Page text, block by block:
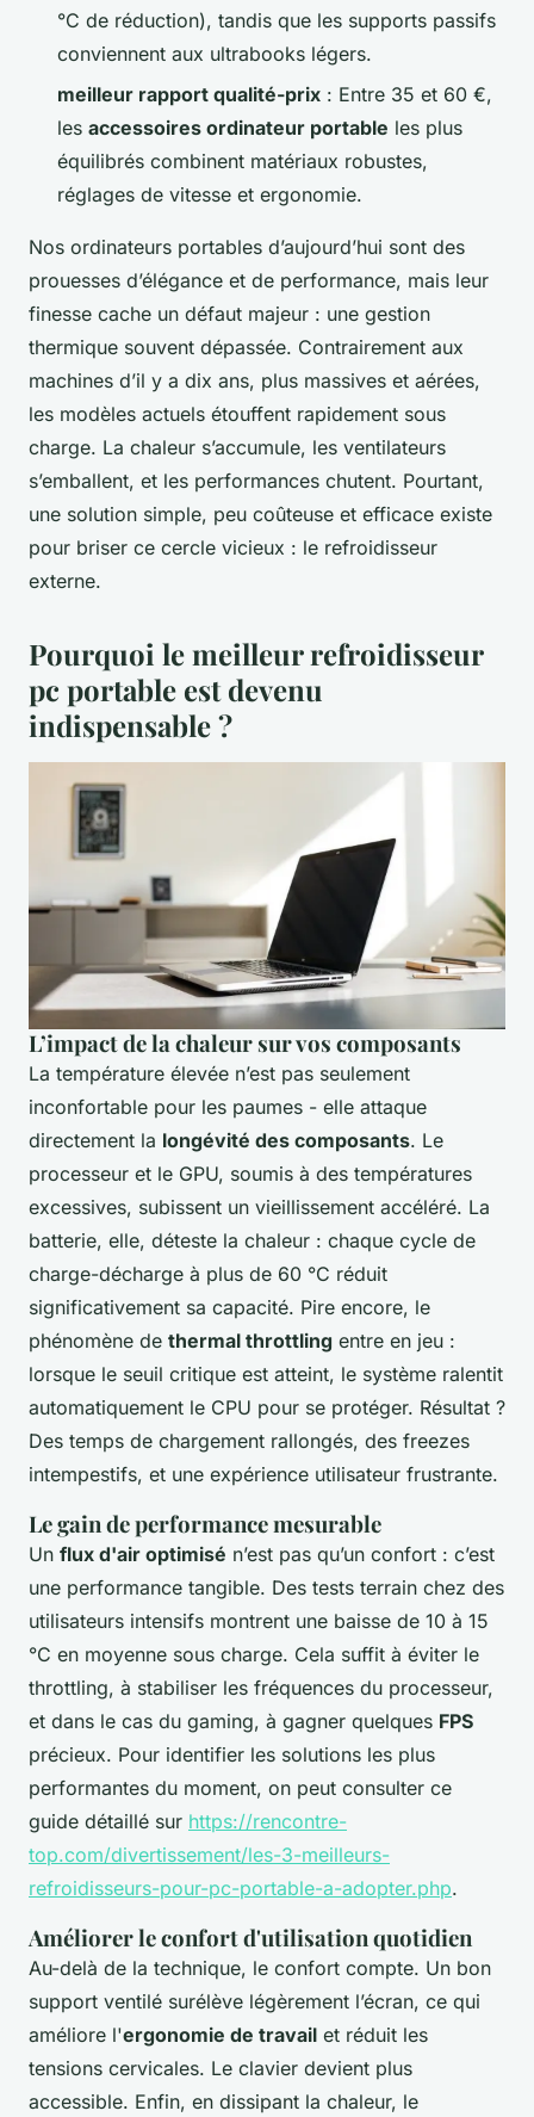
°C de réduction), tandis que les supports passifs
conviennent aux ultrabooks légers.
meilleur rapport qualité-prix : Entre 35 et 60 €,
les accessoires ordinateur portable les plus
équilibrés combinent matériaux robustes,
réglages de vitesse et ergonomie.
Nos ordinateurs portables d’aujourd’hui sont des
prouesses d’élégance et de performance, mais leur
finesse cache un défaut majeur : une gestion
thermique souvent dépassée. Contrairement aux
machines d’il y a dix ans, plus massives et aérées,
les modèles actuels étouffent rapidement sous
charge. La chaleur s’accumule, les ventilateurs
s’emballent, et les performances chutent. Pourtant,
une solution simple, peu coûteuse et efficace existe
pour briser ce cercle vicieux : le refroidisseur
externe.
Pourquoi le meilleur refroidisseur
pc portable est devenu
indispensable ?
L’impact de la chaleur sur vos composants
La température élevée n’est pas seulement
inconfortable pour les paumes - elle attaque
directement la longévité des composants. Le
processeur et le GPU, soumis à des températures
excessives, subissent un vieillissement accéléré. La
batterie, elle, déteste la chaleur : chaque cycle de
charge-décharge à plus de 60 °C réduit
significativement sa capacité. Pire encore, le
phénomène de thermal throttling entre en jeu :
lorsque le seuil critique est atteint, le système ralentit
automatiquement le CPU pour se protéger. Résultat ?
Des temps de chargement rallongés, des freezes
intempestifs, et une expérience utilisateur frustrante.
Le gain de performance mesurable
Un flux d'air optimisé n’est pas qu’un confort : c’est
une performance tangible. Des tests terrain chez des
utilisateurs intensifs montrent une baisse de 10 à 15
°C en moyenne sous charge. Cela suffit à éviter le
throttling, à stabiliser les fréquences du processeur,
et dans le cas du gaming, à gagner quelques FPS
précieux. Pour identifier les solutions les plus
performantes du moment, on peut consulter ce
guide détaillé sur https://rencontre-
top.com/divertissement/les-3-meilleurs-
refroidisseurs-pour-pc-portable-a-adopter.php.
Améliorer le confort d'utilisation quotidien
Au-delà de la technique, le confort compte. Un bon
support ventilé surélève légèrement l’écran, ce qui
améliore l'ergonomie de travail et réduit les
tensions cervicales. Le clavier devient plus
accessible. Enfin, en dissipant la chaleur, le